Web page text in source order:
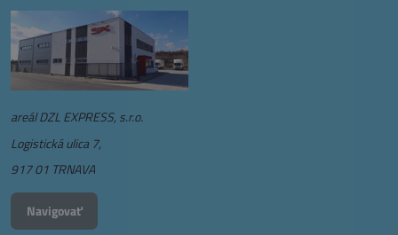
areál DZL EXPRESS, s.r.o.
Logistická ulica 7,
917 01 TRNAVA
Navigovať